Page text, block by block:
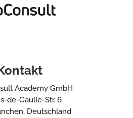
Academy GmbH
de-Gaulle-Str. 6
Deutschland